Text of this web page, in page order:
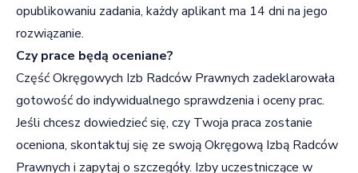
opublikowaniu zadania, każdy aplikant ma 14 dni na jego
rozwiązanie.
Czy prace będą oceniane?
Część Okręgowych Izb Radców Prawnych zadeklarowała
gotowość do indywidualnego sprawdzenia i oceny prac.
Jeśli chcesz dowiedzieć się, czy Twoja praca zostanie
oceniona, skontaktuj się ze swoją Okręgową Izbą Radców
Prawnych i zapytaj o szczegóły. Izby uczestniczące w